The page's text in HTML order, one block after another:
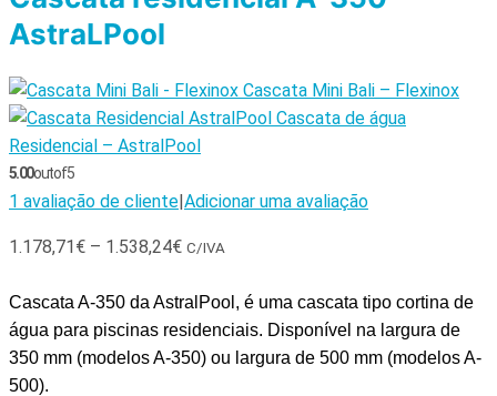
AstraLPool
Cascata Mini Bali – Flexinox
Cascata de água
Residencial – AstralPool
5.00out of 5
1 avaliação de cliente|Adicionar uma avaliação
1.178,71€ – 1.538,24€ C/IVA
Cascata A-350 da AstralPool , é uma cascata tipo cortina de
água para piscinas residenciais. Disponível na largura de
350 mm (modelos A-350) ou largura de 500 mm (modelos A-
500).